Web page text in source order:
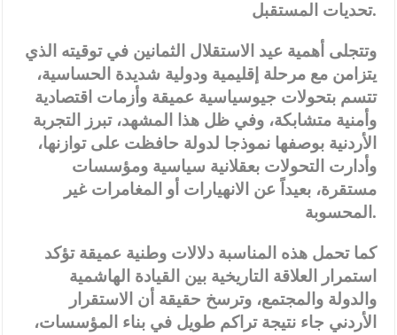
تحديات المستقبل.
وتتجلى أهمية عيد الاستقلال الثمانين في توقيته الذي
يتزامن مع مرحلة إقليمية ودولية شديدة الحساسية،
تتسم بتحولات جيوسياسية عميقة وأزمات اقتصادية
وأمنية متشابكة، وفي ظل هذا المشهد، تبرز التجربة
الأردنية بوصفها نموذجا لدولة حافظت على توازنها،
وأدارت التحولات بعقلانية سياسية ومؤسسات
مستقرة، بعيداً عن الانهيارات أو المغامرات غير
المحسوبة .
كما تحمل هذه المناسبة دلالات وطنية عميقة تؤكد
استمرار العلاقة التاريخية بين القيادة الهاشمية
والدولة والمجتمع، وترسخ حقيقة أن الاستقرار
الأردني جاء نتيجة تراكم طويل في بناء المؤسسات،